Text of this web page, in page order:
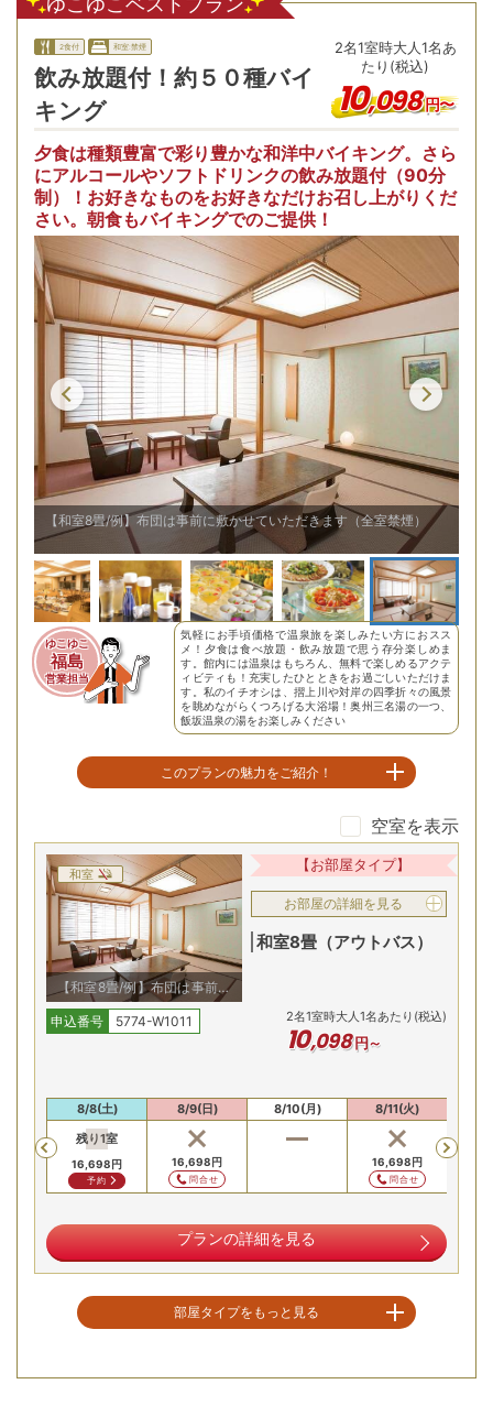
2食付 和室:禁煙
飲み放題付！約５０種バイ
キング
2名1室時大人1名あ
たり(税込)
10,098円〜
夕食は種類豊富で彩り豊かな和洋中バイキング。さら
にアルコールやソフトドリンクの飲み放題付（90分
制）！お好きなものをお好きなだけお召し上がりくだ
さい。朝食もバイキングでのご提供！
【バイキング/例】出来立て料理も楽しめる
ていただきます（全室禁煙）
ゆこゆこ
福島
営業担当
気軽にお手頃価格で温泉旅を楽しみたい方におスス
メ！夕食は食べ放題・飲み放題で思う存分楽しめま
す。館内には温泉はもちろん、無料で楽しめるアクテ
ィビティも！充実したひとときをお過ごしいただけま
す。私のイチオシは、摺上川や対岸の四季折々の風景
を眺めながらくつろげる大浴場！奥州三名湯の一つ、
飯坂温泉の湯をお楽しみください
このプランの魅力をご紹介！
夕食は飲み放題付き和洋中バイキング
夕食・朝食は、旬の食材とあったか料理が豊富なバイキング
スタイル。夕食時はアルコールとソフトドリンクが飲み放題
で、気兼ねなくお愉しみいただけます。
空室を表示
和室
【和室8畳/例】布団は事前に
敷かせていただきます（全室
禁煙）
【お部屋タイプ】
お部屋の詳細を見る
和室8畳（アウトバス）
申込番号 5774-W1011 2名1室時大人1名あたり(税込)
10,098円～
Previous
8/8(土)
残り1室
16,698 円
予約
8/9(日)
16,698 円
問合せ
8/10(月) 8/11(火)
16,698 円
問合せ
プランの詳細を見る
部屋タイプをもっと見る